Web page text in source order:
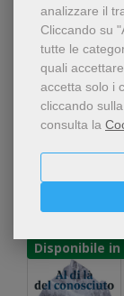
analizzare il
Cliccando su
tutte le
quali
accetta solo i
cliccando
consulta la